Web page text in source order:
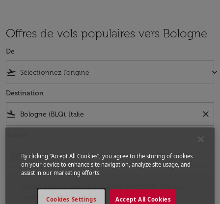
Offres de vols populaires vers Bologne
De
flight_takeoff keyboard_arrow_down
Destination
flight_land close
XAF
Aucun tarif ne correspond à vos critères de filtrage.
Veuillez ajuster vos filtres.
Aucun tarif ne correspond à vos critères de filtrage. Veuillez ajuster
By clicking “Accept All Cookies”, you agree to the storing of cookies
on your device to enhance site navigation, analyze site usage, and
assist in our marketing efforts.
Accept All Cookies
Cookies Settings